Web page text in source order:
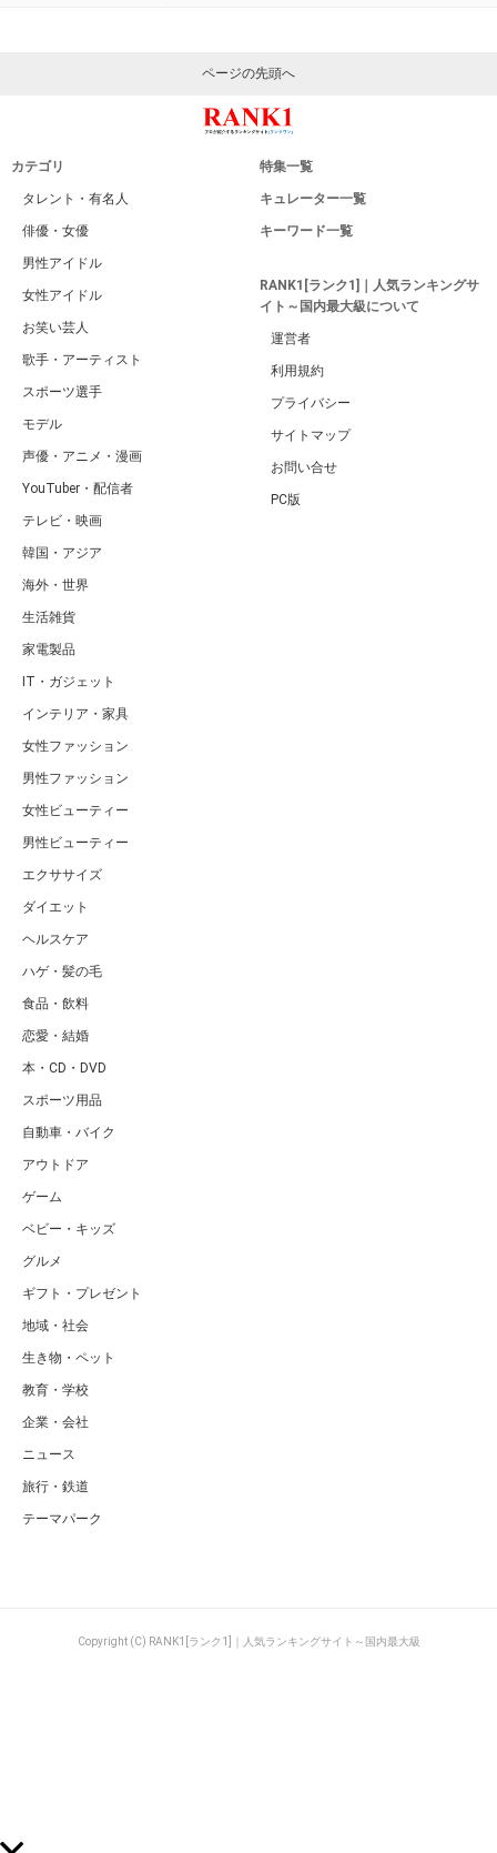
ページの先頭へ
カテゴリ
タレント・有名人
俳優・女優
男性アイドル
女性アイドル
お笑い芸人
歌手・アーティスト
スポーツ選手
モデル
声優・アニメ・漫画
YouTuber・配信者
テレビ・映画
韓国・アジア
海外・世界
生活雑貨
家電製品
IT・ガジェット
インテリア・家具
女性ファッション
男性ファッション
女性ビューティー
男性ビューティー
エクササイズ
ダイエット
ヘルスケア
ハゲ・髪の毛
食品・飲料
恋愛・結婚
本・CD・DVD
スポーツ用品
自動車・バイク
アウトドア
ゲーム
ベビー・キッズ
グルメ
ギフト・プレゼント
地域・社会
生き物・ペット
教育・学校
企業・会社
ニュース
旅行・鉄道
テーマパーク
特集一覧
キュレーター一覧
キーワード一覧
RANK1[ランク1]｜人気ランキングサ
イト～国内最大級について
運営者
利用規約
プライバシー
サイトマップ
お問い合せ
PC版
Copyright (C) RANK1[ランク1]｜人気ランキングサイト～国内最大級